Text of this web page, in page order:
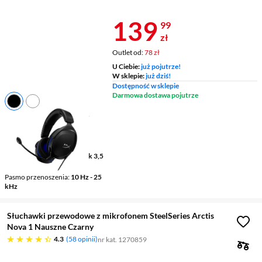
Typ
przewodowe, nauszne,
PlayStation 5,
PlayStation 4
Typ podłączenia relacje
jack 3,5
Pasmo przenoszenia 10 Hz - 25
kHz
Cena 139,99
139 99
zł
Outlet od:78 zł
U Ciebie:już pojutrze!
W sklepie:już dziś!
Dostępność w sklepie
Darmowa dostawa pojutrze
Słuchawki przewodowe z mikrofonem SteelSeries Arctis
Nova 1 Nauszne Czarny
4.3
4.3 gwiazdek 58 opinii nr kat. 1270859